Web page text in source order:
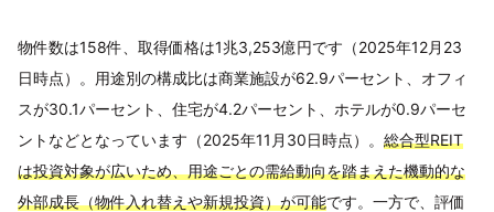
物件数は158件、取得価格は1兆3,253億円です（2025年12月23
日時点）。用途別の構成比は商業施設が62.9パーセント、オフィ
スが30.1パーセント、住宅が4.2パーセント、ホテルが0.9パーセ
ントなどとなっています（2025年11月30日時点）。 総合型REIT
は投資対象が広いため、用途ごとの需給動向を踏まえた機動的な
外部成長（物件入れ替えや新規投資）が可能です。一方で、評価